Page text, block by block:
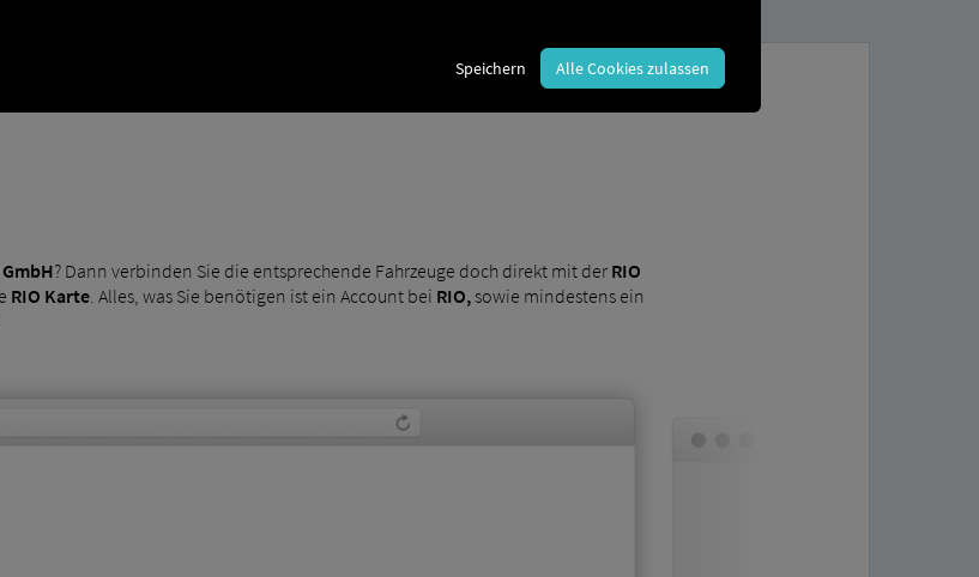
? Dann verbinden Sie die entsprechende Fahrzeuge doch direkt mit der RIO
RIO Karte. Alles, was Sie benötigen ist ein Account bei RIO,sowie mindestens ein
Speichern Alle Cookies zulassen